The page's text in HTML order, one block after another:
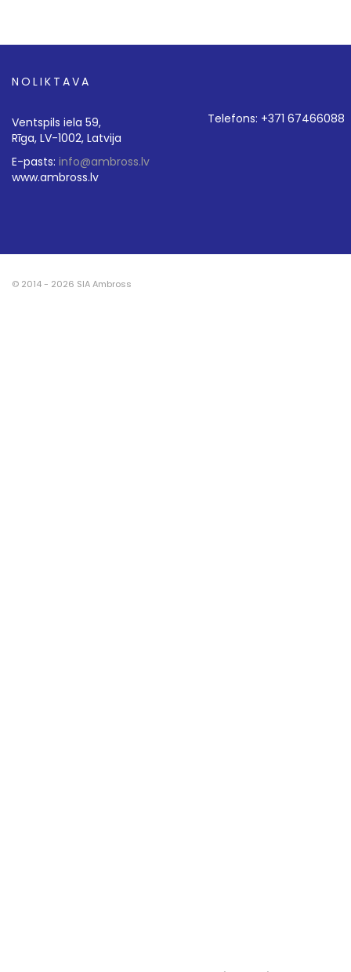
NOLIKTAVA
Ventspils iela 59,
Rīga, LV-1002, Latvija
E-pasts: info@ambross.lv
www.ambross.lv
Telefons: +371 67466088
© 2014 - 2026 SIA Ambross